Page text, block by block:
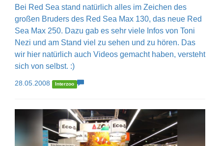
Bei Red Sea stand natürlich alles im Zeichen des
großen Bruders des Red Sea Max 130, das neue Red
Sea Max 250. Dazu gab es sehr viele Infos von Toni
Nezi und am Stand viel zu sehen und zu hören. Das
wir hier natürlich auch Videos gemacht haben, versteht
sich von selbst. :)
28.05.2008 Interzoo